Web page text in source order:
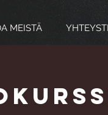
MEISTÄ